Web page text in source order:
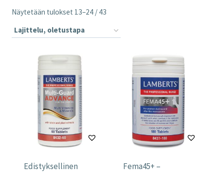
Näytetään tulokset 13–24 / 43
Edistyksellinen
Fema45+ –